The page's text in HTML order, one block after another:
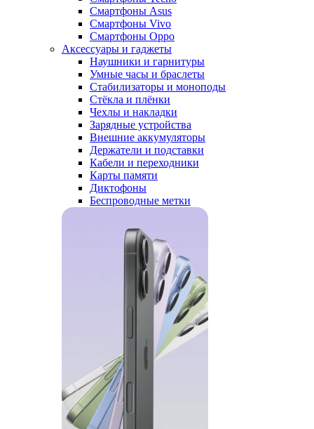
Смартфоны Asus
Смартфоны Vivo
Смартфоны Oppo
Аксессуары и гаджеты
Наушники и гарнитуры
Умные часы и браслеты
Стабилизаторы и моноподы
Стёкла и плёнки
Чехлы и накладки
Зарядные устройства
Внешние аккумуляторы
Держатели и подставки
Кабели и переходники
Карты памяти
Диктофоны
Беспроводные метки